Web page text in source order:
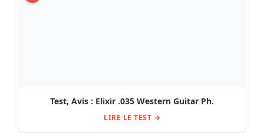
Test, Avis : Elixir .035 Western Guitar Ph.
LIRE LE TEST →